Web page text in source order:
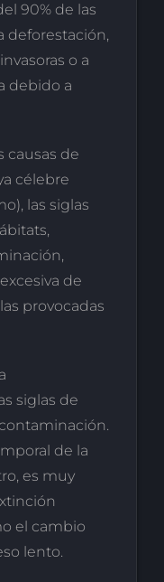
90% de las
deforestación,
o a
debido a
causas de
célebre
las siglas
de
provocadas
siglas de
de la
es muy
el cambio
lento.